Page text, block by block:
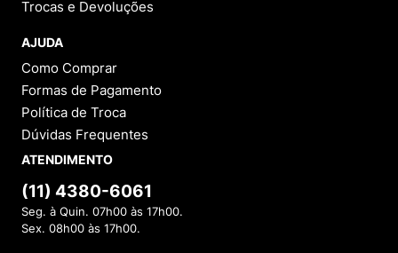
Trocas e Devoluções
AJUDA
Como Comprar
Formas de Pagamento
Política de Troca
Dúvidas Frequentes
ATENDIMENTO
(11) 4380-6061
Seg. à Quin. 07h00 às 17h00.
Sex. 08h00 às 17h00.